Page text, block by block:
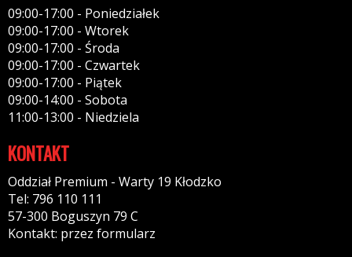
09:00-17:00 - Poniedziałek
09:00-17:00 - Wtorek
09:00-17:00 - Środa
09:00-17:00 - Czwartek
09:00-17:00 - Piątek
09:00-14:00 - Sobota
11:00-13:00 - Niedziela
KONTAKT
Oddział Premium - Warty 19 Kłodzko
Tel: 796 110 111
57-300 Boguszyn 79 C
Kontakt: przez formularz